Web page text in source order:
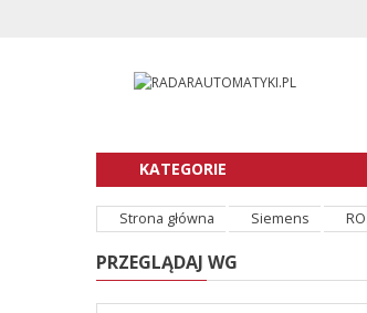
KATEGORIE
Strona główna Siemens
PRZEGLĄDAJ WG